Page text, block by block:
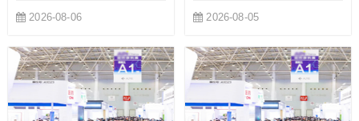
2026-08-06 2026-08-05